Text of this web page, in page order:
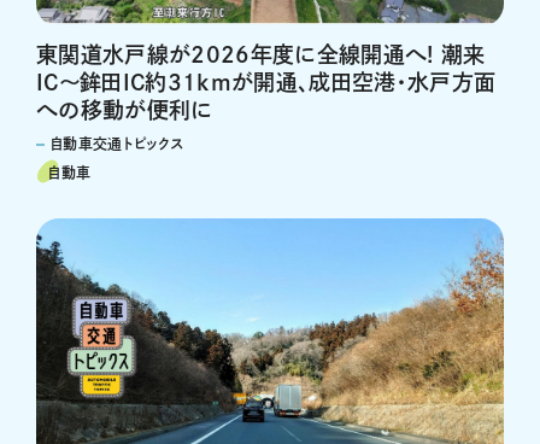
東関道水戸線が2026年度に全線開通へ! 潮来
IC～鉾田IC約31kmが開通、成田空港・水戸方面
への移動が便利に
自動車交通トピックス
自動車